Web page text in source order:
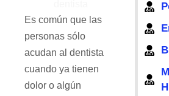
Es común que las
personas sólo
acudan al dentista
cuando ya tienen
dolor o algún